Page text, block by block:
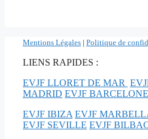
Mentions Légales | Politique de
LIENS RAPIDES :
EVJF LLORET DE MAR
MADRID EVJF BARCELONE
EVJF IBIZA EVJF
EVJF SEVILLE EVJF